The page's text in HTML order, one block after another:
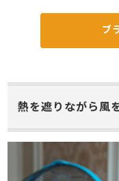
ブ
熱を遮りながら風